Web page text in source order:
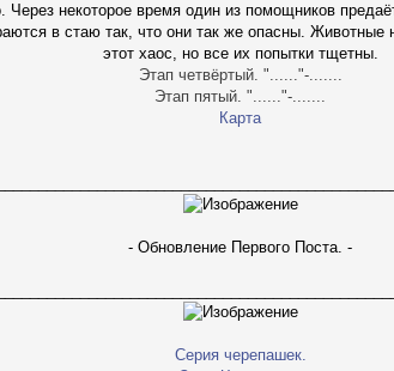
некоторое время один из помощников
в стаю так, что они так же опасны.
этот хаос, но все их попытки тщетны.
Этап четвёртый. "......"-.......
Этап пятый. "......"-.......
Карта
- Обновление Первого Поста. -
Серия черепашек.